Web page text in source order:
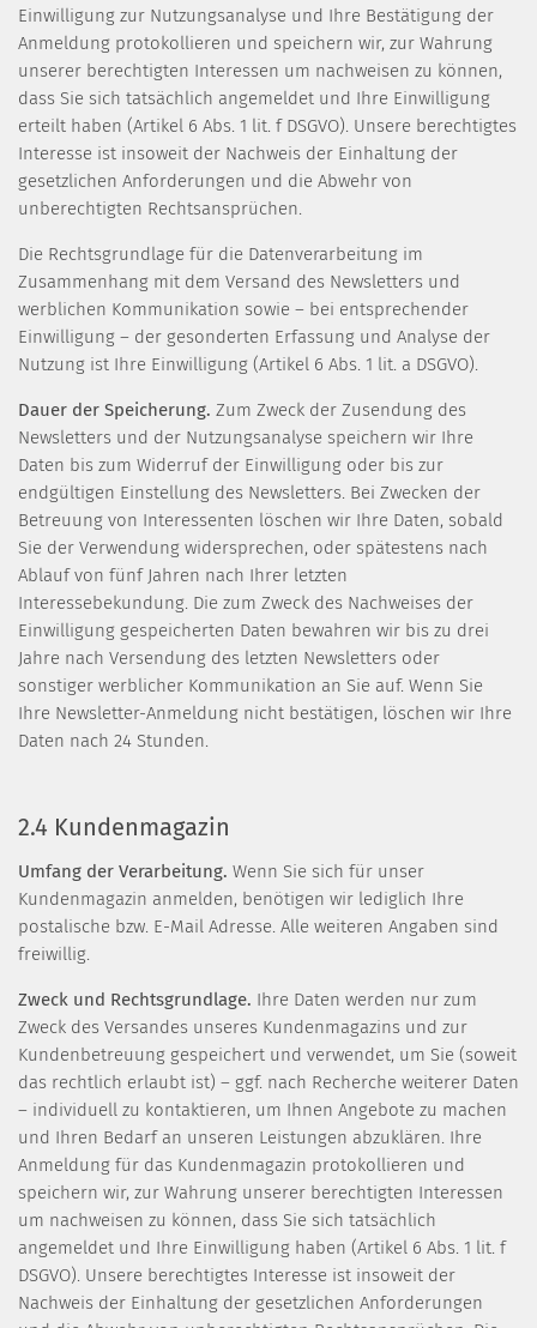
Einwilligung zur Nutzungsanalyse und Ihre Bestätigung der
Anmeldung protokollieren und speichern wir, zur Wahrung
unserer berechtigten Interessen um nachweisen zu können,
dass Sie sich tatsächlich angemeldet und Ihre Einwilligung
erteilt haben (Artikel 6 Abs. 1 lit. f DSGVO). Unsere berechtigtes
Interesse ist insoweit der Nachweis der Einhaltung der
gesetzlichen Anforderungen und die Abwehr von
unberechtigten Rechtsansprüchen.
Die Rechtsgrundlage für die Datenverarbeitung im
Zusammenhang mit dem Versand des Newsletters und
werblichen Kommunikation sowie – bei entsprechender
Einwilligung – der gesonderten Erfassung und Analyse der
Nutzung ist Ihre Einwilligung (Artikel 6 Abs. 1 lit. a DSGVO).
Dauer der Speicherung. Zum Zweck der Zusendung des
Newsletters und der Nutzungsanalyse speichern wir Ihre
Daten bis zum Widerruf der Einwilligung oder bis zur
endgültigen Einstellung des Newsletters. Bei Zwecken der
Betreuung von Interessenten löschen wir Ihre Daten, sobald
Sie der Verwendung widersprechen, oder spätestens nach
Ablauf von fünf Jahren nach Ihrer letzten
Interessebekundung. Die zum Zweck des Nachweises der
Einwilligung gespeicherten Daten bewahren wir bis zu drei
Jahre nach Versendung des letzten Newsletters oder
sonstiger werblicher Kommunikation an Sie auf. Wenn Sie
Ihre Newsletter-Anmeldung nicht bestätigen, löschen wir Ihre
Daten nach 24 Stunden.
2.4 Kundenmagazin
Umfang der Verarbeitung. Wenn Sie sich für unser
Kundenmagazin anmelden, benötigen wir lediglich Ihre
postalische bzw. E-Mail Adresse. Alle weiteren Angaben sind
freiwillig.
Zweck und Rechtsgrundlage. Ihre Daten werden nur zum
Zweck des Versandes unseres Kundenmagazins und zur
Kundenbetreuung gespeichert und verwendet, um Sie (soweit
das rechtlich erlaubt ist) – ggf. nach Recherche weiterer Daten
– individuell zu kontaktieren, um Ihnen Angebote zu machen
und Ihren Bedarf an unseren Leistungen abzuklären. Ihre
Anmeldung für das Kundenmagazin protokollieren und
speichern wir, zur Wahrung unserer berechtigten Interessen
um nachweisen zu können, dass Sie sich tatsächlich
angemeldet und Ihre Einwilligung haben (Artikel 6 Abs. 1 lit. f
DSGVO). Unsere berechtigtes Interesse ist insoweit der
Nachweis der Einhaltung der gesetzlichen Anforderungen